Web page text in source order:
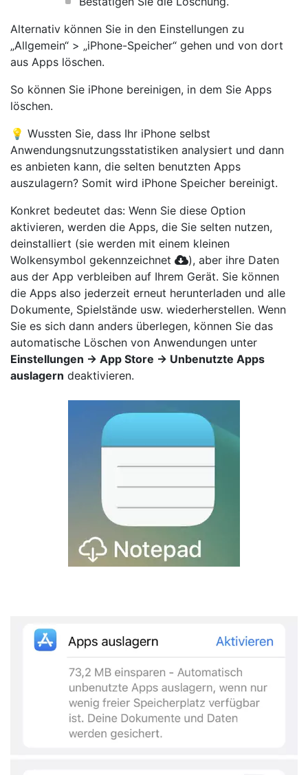
Alternativ können Sie in den Einstellungen zu
„Allgemein“ > „iPhone-Speicher“ gehen und von dort
aus Apps löschen.
So können Sie iPhone bereinigen, in dem Sie Apps
löschen.
💡 Wussten Sie, dass Ihr iPhone selbst
Anwendungsnutzungsstatistiken analysiert und dann
es anbieten kann, die selten benutzten Apps
auszulagern? Somit wird iPhone Speicher bereinigt.
Konkret bedeutet das: Wenn Sie diese Option
aktivieren, werden die Apps, die Sie selten nutzen,
deinstalliert (sie werden mit einem kleinen
Wolkensymbol gekennzeichnet
), aber ihre Daten
aus der App verbleiben auf Ihrem Gerät. Sie können
die Apps also jederzeit erneut herunterladen und alle
Dokumente, Spielstände usw. wiederherstellen. Wenn
Sie es sich dann anders überlegen, können Sie das
automatische Löschen von Anwendungen unter
Einstellungen → App Store → Unbenutzte Apps
auslagern deaktivieren.